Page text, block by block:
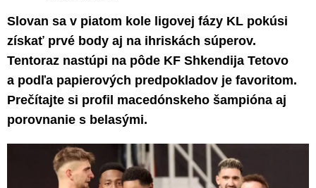
Slovan sa v piatom kole ligovej fázy KL pokúsi
získať prvé body aj na ihriskách súperov.
Tentoraz nastúpi na pôde KF Shkendija Tetovo
a podľa papierových predpokladov je favoritom.
Prečítajte si profil macedónskeho šampióna aj
porovnanie s belasými.